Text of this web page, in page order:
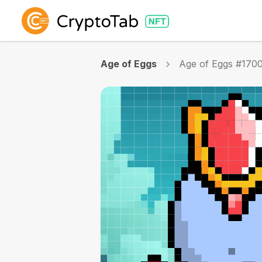
Age of Eggs Age of Eggs